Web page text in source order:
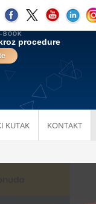
KUTAK KONTAKT